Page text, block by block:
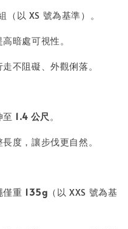
（以 XS 號為基準）。
暗處可視性。
不阻礙、外觀俐落。
1.4 公尺 。
度，讓步伐更自然。
僅重 135g （以 XXS 號為基